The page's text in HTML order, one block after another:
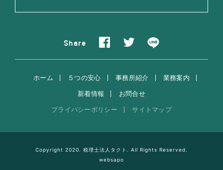
Share
ホーム ５つの安心 事務所紹介
業務案内
新着情報
お問合せ
プライバシーポリシー
サイトマップ
Copyright 2020. 税理士法人タクト. All Rights Reserved.
websapo